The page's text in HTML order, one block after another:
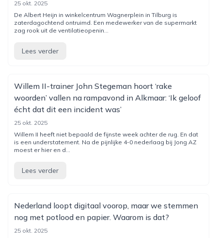
25 okt. 2025
De Albert Heijn in winkelcentrum Wagnerplein in Tilburg is
zaterdagochtend ontruimd. Een medewerker van de supermarkt
zag rook uit de ventilatieopenin...
Lees verder
Willem II-trainer John Stegeman hoort ‘rake
woorden’ vallen na rampavond in Alkmaar: ‘Ik geloof
écht dat dit een incident was’
25 okt. 2025
Willem II heeft niet bepaald de fijnste week achter de rug. En dat
is een understatement. Na de pijnlijke 4-0 nederlaag bij Jong AZ
moest er hier en d...
Lees verder
Nederland loopt digitaal voorop, maar we stemmen
nog met potlood en papier. Waarom is dat?
25 okt. 2025